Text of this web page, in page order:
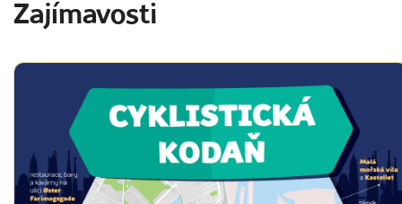
Zajímavosti